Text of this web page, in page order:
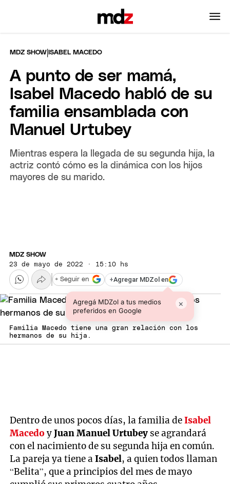
MDZ SHOW | ISABEL MACEDO
A punto de ser mamá,
Isabel Macedo habló de su
familia ensamblada con
Manuel Urtubey
Mientras espera la llegada de su segunda hija, la
actriz contó cómo es la dinámica con los hijos
mayores de su marido.
MDZ SHOW
23 de mayo de 2022 · 15:10 hs
+Agregar MDZol en
Agregá MDZol a tus medios
preferidos en Google
×
+ Seguir en
Familia Macedo tiene una gran relación con los
hermanos de su hija.
Dentro de unos pocos días, la familia deIsabel
MacedoyJuan Manuel Urtubey se agrandará
con el nacimiento de su segunda hija en común.
La pareja ya tiene aIsabel, a quien todos llaman
“Belita”, que a principios del mes de mayo